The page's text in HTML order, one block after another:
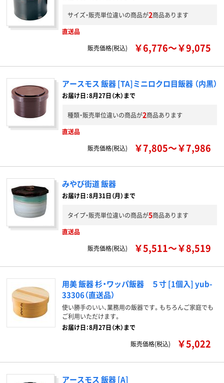
サイズ・販売単位違いの商品が2商品あります
直送品
販売価格(税込)
￥6,776～￥9,075
アースモス 飯器 [TA]ミニロクロ目飯器 （内黒）
お届け日：8月27日（木）まで
種類・販売単位違いの商品が2商品あります
直送品
販売価格(税込)
￥7,805～￥7,986
みやび街道 飯器
お届け日：8月31日（月）まで
タイプ・販売単位違いの商品が5商品あります
直送品
販売価格(税込)
￥5,511～￥8,519
用美 飯器 杉・ワッパ飯器 ５寸 [1個入] yub-
33306（直送品）
使い勝手のいい、業務用の飯器です。もちろんご家庭でも
ご利用いただけます。
お届け日：8月27日（木）まで
販売価格(税込)
￥5,022
アースモス 飯器 [A]